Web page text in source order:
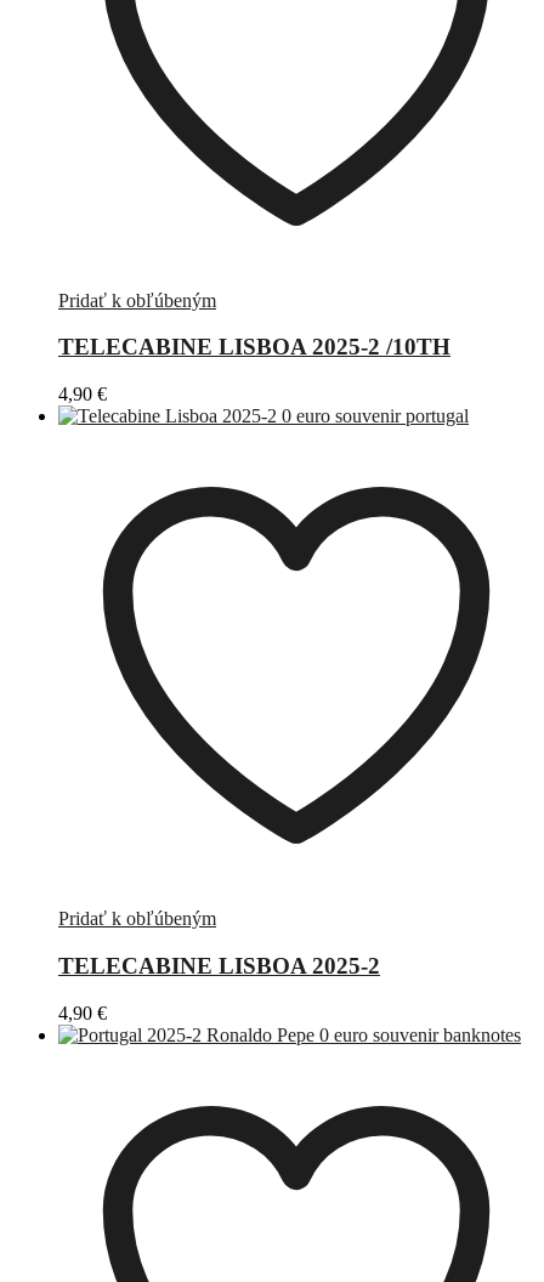
Pridať k obľúbeným
TELECABINE LISBOA 2025-2 /10TH
4,90 €
Pridať k obľúbeným
TELECABINE LISBOA 2025-2
4,90 €